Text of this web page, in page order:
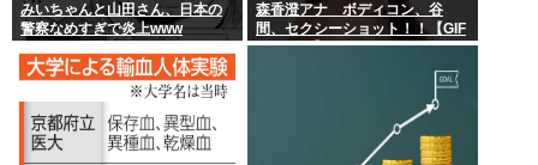
みいちゃんと山田さん、日本の
警察なめすぎで炎上www
森香澄アナ ボディコン、谷
間、セクシーショット！！【GIF
動画あり】